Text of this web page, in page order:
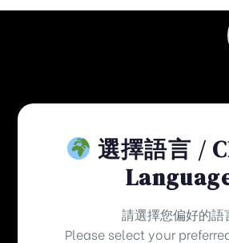
選擇語言 /
請選擇您偏好的語
Please select your